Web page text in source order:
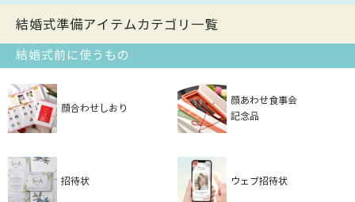
結婚式準備アイテムカテゴリ一覧
結婚式前に使うもの
顔合わせしおり
顔あわせ食事会
記念品
招待状 ウェブ招待状